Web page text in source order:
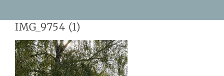
content
IMG_9754 (1)